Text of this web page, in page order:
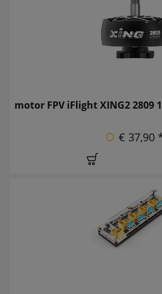
motor FPV iFlight XING2 2809
€ 37,90